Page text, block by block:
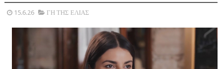
15.6.26 ΓΗ ΤΗΣ ΕΛΙΑΣ